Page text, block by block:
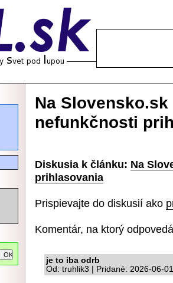
Na
nefunkčnosti
Diskusia k článku: Na
prihlasovania
Prispievajte do diskusií ako
Komentár, na ktorý
je to iba odrb
Od: truhlik3 | Pridané: 2026-06-